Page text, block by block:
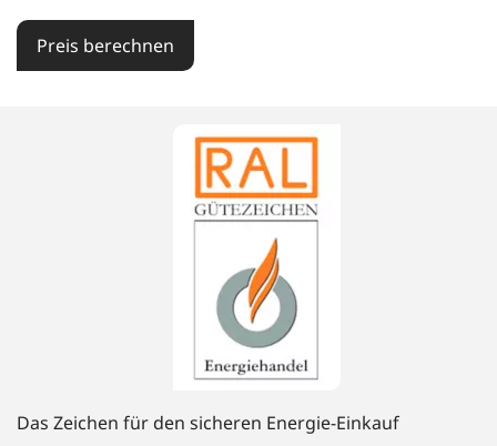
Preis berechnen
Das Zeichen für den sicheren Energie-Einkauf